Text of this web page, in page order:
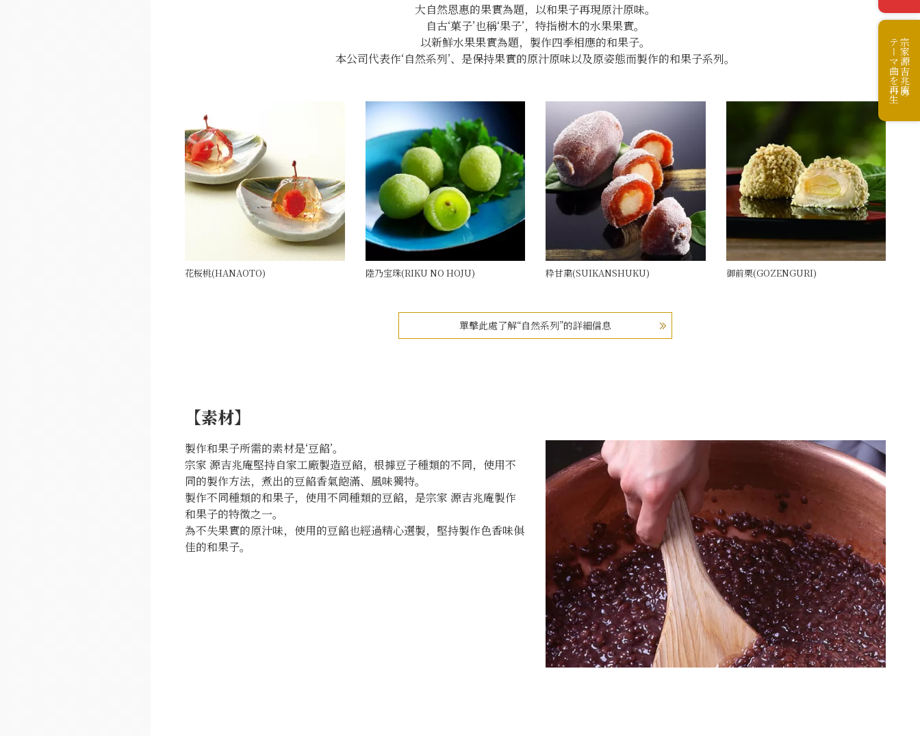
大自然恩惠的果實為題，以和果子再現原汁原味。
自古‘菓子’也稱‘果子’，特指樹木的水果果實。
以新鮮水果果實為題，製作四季相應的和果子。
本公司代表作‘自然系列’、是保持果實的原汁原味以及原姿態而製作的和果子系列。
花桜桃(HANAOTO) 陸乃宝珠(RIKU NO HOJU) 粋甘粛(SUIKANSHUKU) 御前栗(GOZENGURI)
單擊此處了解“自然系列”的詳細信息
【素材】
製作和果子所需的素材是‘豆餡’。
宗家 源吉兆庵堅持自家工廠製造豆餡，根據豆子種類的不同，使用不
同的製作方法，煮出的豆餡香氣飽滿、風味獨特。
製作不同種類的和果子，使用不同種類的豆餡，是宗家 源吉兆庵製作
和果子的特徵之一。
為不失果實的原汁味，使用的豆餡也經過精心選製，堅持製作色香味俱
佳的和果子。
宗家源吉兆庵の
テーマ曲を再生